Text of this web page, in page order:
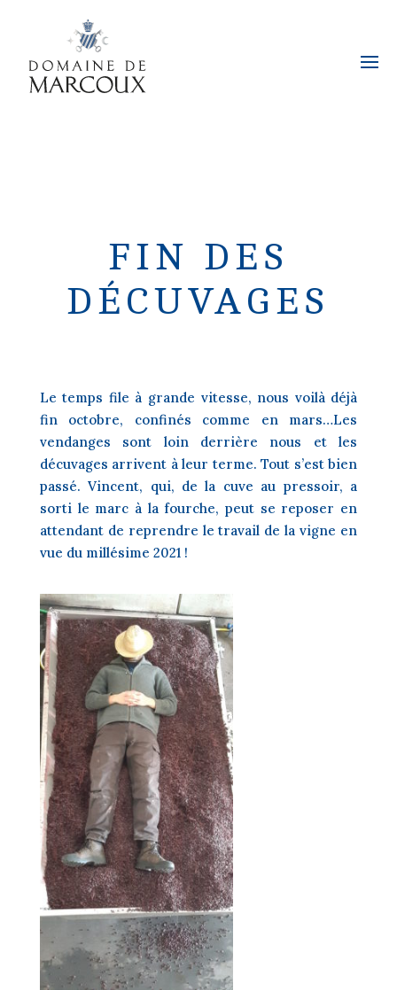
FIN DES
DÉCUVAGES
Le temps file à grande vitesse, nous voilà déjà
fin octobre, confinés comme en mars…Les
vendanges sont loin derrière nous et les
décuvages arrivent à leur terme. Tout s’est bien
passé. Vincent, qui, de la cuve au pressoir, a
sorti le marc à la fourche, peut se reposer en
attendant de reprendre le travail de la vigne en
vue du millésime 2021 !